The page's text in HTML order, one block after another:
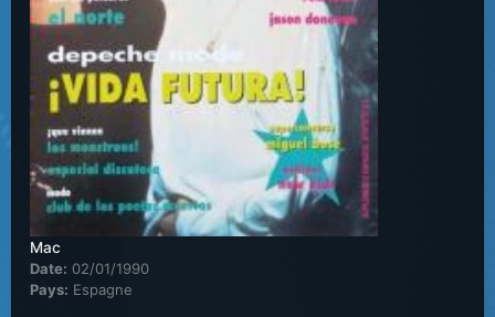
Mac
Date: 02/01/1990
Pays: Espagne